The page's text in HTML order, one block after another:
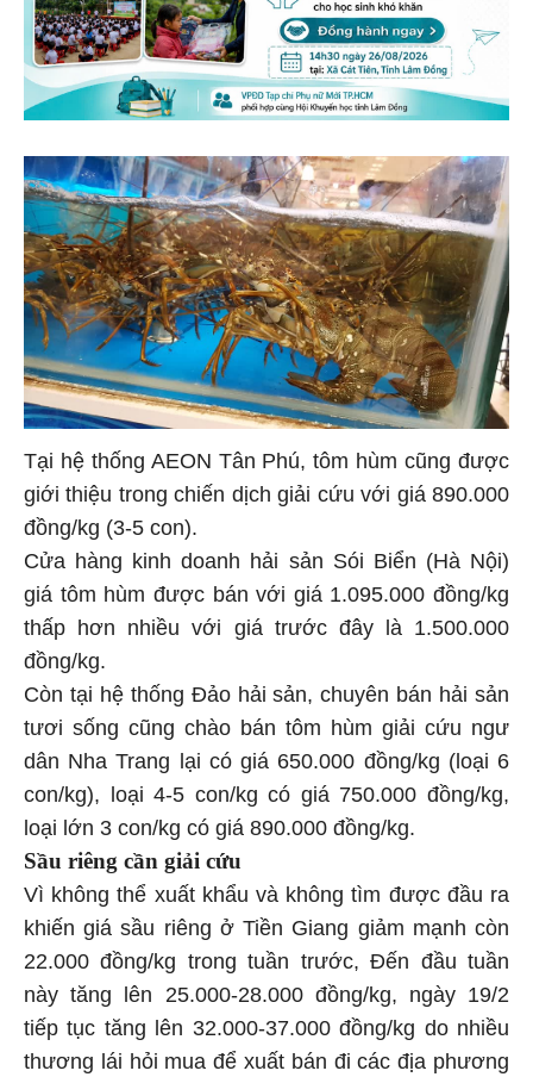
Tại hệ thống AEON Tân Phú, tôm hùm cũng được
giới thiệu trong chiến dịch giải cứu với giá 890.000
đồng/kg (3-5 con).
Cửa hàng kinh doanh hải sản Sói Biển (Hà Nội)
giá tôm hùm được bán với giá 1.095.000 đồng/kg
thấp hơn nhiều với giá trước đây là 1.500.000
đồng/kg.
Còn tại hệ thống Đảo hải sản, chuyên bán hải sản
tươi sống cũng chào bán tôm hùm giải cứu ngư
dân Nha Trang lại có giá 650.000 đồng/kg (loại 6
con/kg), loại 4-5 con/kg có giá 750.000 đồng/kg,
loại lớn 3 con/kg có giá 890.000 đồng/kg.
Sầu riêng cần giải cứu
Vì không thể xuất khẩu và không tìm được đầu ra
khiến giá sầu riêng ở Tiền Giang giảm mạnh còn
22.000 đồng/kg trong tuần trước, Đến đầu tuần
này tăng lên 25.000-28.000 đồng/kg, ngày 19/2
tiếp tục tăng lên 32.000-37.000 đồng/kg do nhiều
thương lái hỏi mua để xuất bán đi các địa phương